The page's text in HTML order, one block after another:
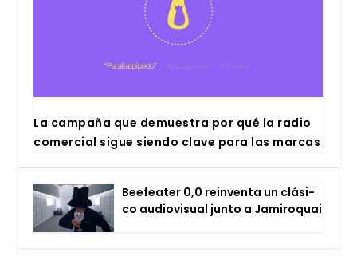
La cam­pa­ña que demues­tra por qué la radio
comer­cial sigue sien­do cla­ve para las mar­cas
Bee­fea­ter 0,0 rein­ven­ta un clá­si­
co audio­vi­sual jun­to a Jami­ro­quai